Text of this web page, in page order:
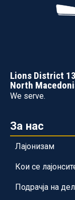
Lions District
North
We serve.
За нас
Лајонизам
Кои се
Подрачја на